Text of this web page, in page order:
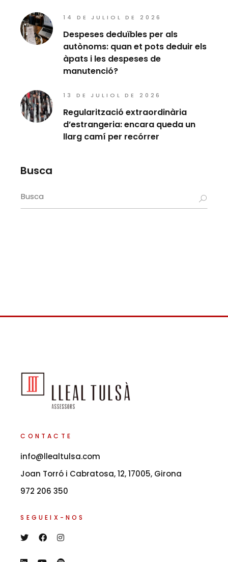
14 DE JULIOL DE 2026
Despeses deduïbles per als
autònoms: quan et pots deduir els
àpats i les despeses de
manutenció?
13 DE JULIOL DE 2026
Regularització extraordinària
d’estrangeria: encara queda un
llarg camí per recórrer
Busca
Search
for:
CONTACTE
info@llealtulsa.com
Joan Torró i Cabratosa, 12, 17005, Girona
972 206 350
SEGUEIX-NOS